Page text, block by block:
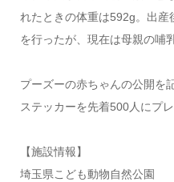
れたときの体重は592g。出
を行ったが、現在は母親の哺
プーズーの赤ちゃんの公開を
ステッカーを先着500人にプレ
【施設情報】
埼玉県こども動物自然公園